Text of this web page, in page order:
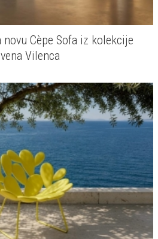
Cèpe Sofa iz kolekcije
Vilenca